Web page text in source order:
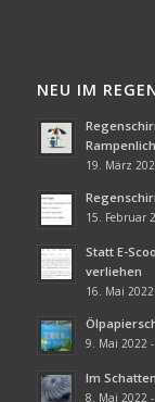
NEU IM
19. März
15. Februar
Statt E-
verliehen
16. Mai
9. Mai 2022
Im
8. Mai 2022